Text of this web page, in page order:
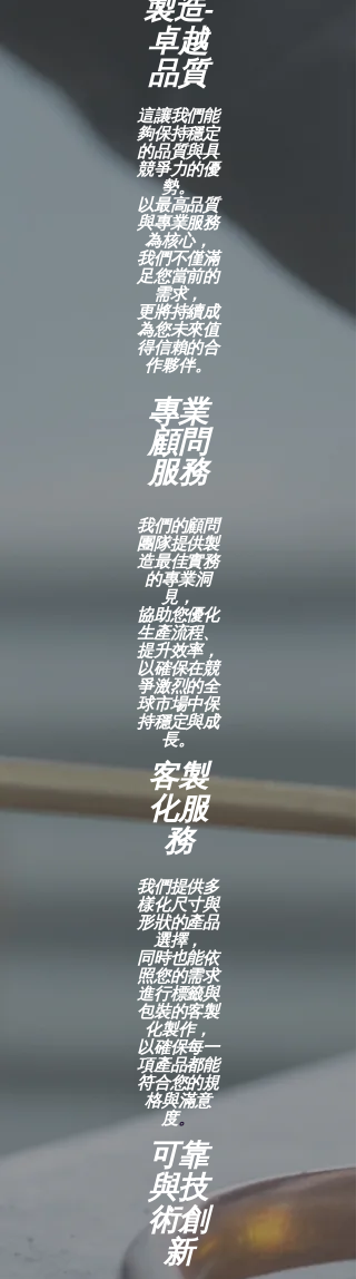
製造-
卓越
品質
這讓我們能
夠保持穩定
的品質與具
競爭力的優
勢。
以最高品質
與專業服務
為核心，
我們不僅滿
足您當前的
需求，
更將持續成
為您未來值
得信賴的合
作夥伴。
專業
顧問
服務
我們的顧問
團隊提供製
造最佳實務
的專業洞
見，
協助您優化
生產流程、
提升效率，
以確保在競
爭激烈的全
球市場中保
持穩定與成
長。
客製
化服
務
我們提供多
樣化尺寸與
形狀的產品
選擇，
同時也能依
照您的需求
進行標籤與
包裝的客製
化製作，
以確保每一
項產品都能
符合您的規
格與滿意
度。
可靠
與技
術創
新